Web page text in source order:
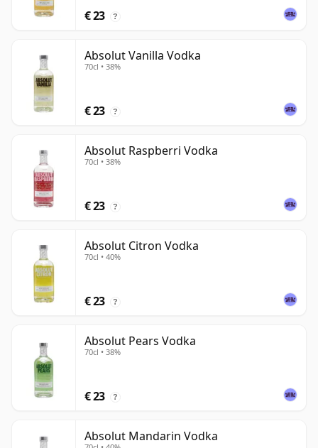
€ 23 ?
Absolut Vanilla Vodka
70cl • 38%
€ 23 ?
Absolut Raspberri Vodka
70cl • 38%
€ 23 ?
Absolut Citron Vodka
70cl • 40%
€ 23 ?
Absolut Pears Vodka
70cl • 38%
€ 23 ?
Absolut Mandarin Vodka